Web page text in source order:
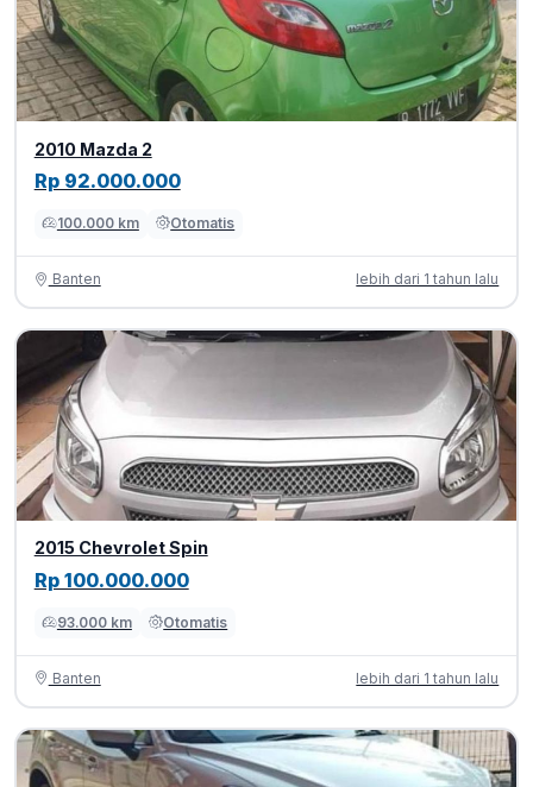
2010 Mazda 2
Rp 92.000.000
100.000 km Otomatis
Banten lebih dari 1 tahun lalu
2015 Chevrolet Spin
Rp 100.000.000
93.000 km Otomatis
Banten lebih dari 1 tahun lalu